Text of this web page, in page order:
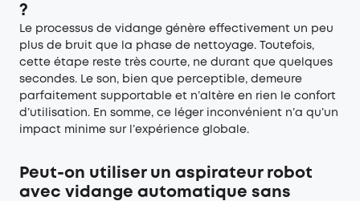
?
Le processus de vidange génère effectivement un peu
plus de bruit que la phase de nettoyage. Toutefois,
cette étape reste très courte, ne durant que quelques
secondes. Le son, bien que perceptible, demeure
parfaitement supportable et n’altère en rien le confort
d’utilisation. En somme, ce léger inconvénient n’a qu’un
impact minime sur l’expérience globale.
Peut-on utiliser un aspirateur robot
avec vidange automatique sans